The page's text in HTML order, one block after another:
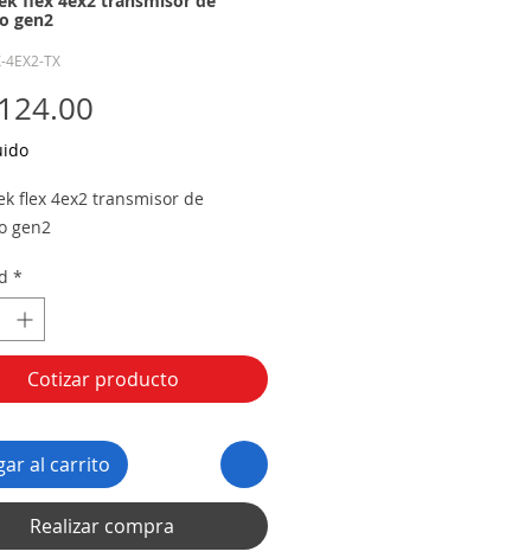
gen2
4EX2-TX
flex 4ex2 transmisor de
gen2
*
Cotizar producto
al carrito
Realizar compra